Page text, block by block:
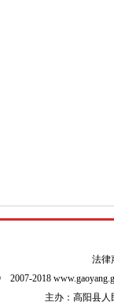
法律
2007-2018
主办：高阳县人